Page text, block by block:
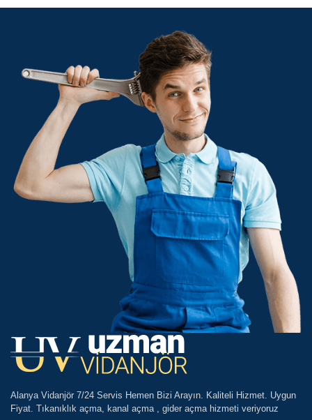
Alanya Vidanjör 7/24 Servis Hemen Bizi Arayın. Kaliteli Hizmet. Uygun
Fiyat. Tıkanıklık açma, kanal açma , gider açma hizmeti veriyoruz